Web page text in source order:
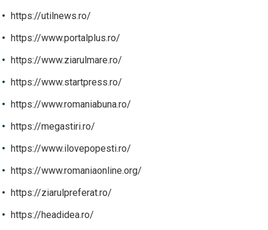
https://utilnews.ro/
https://www.portalplus.ro/
https://www.ziarulmare.ro/
https://www.startpress.ro/
https://www.romaniabuna.ro/
https://megastiri.ro/
https://www.ilovepopesti.ro/
https://www.romaniaonline.org/
https://ziarulpreferat.ro/
https://headidea.ro/